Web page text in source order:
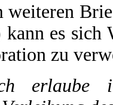
weiteren
kann es
zu
erlaube